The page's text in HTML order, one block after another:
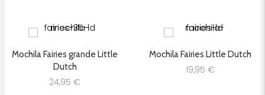
Mochila Fairies grande Little
Dutch
24,95 €
Mochila Fairies Little Dutch
19,95 €